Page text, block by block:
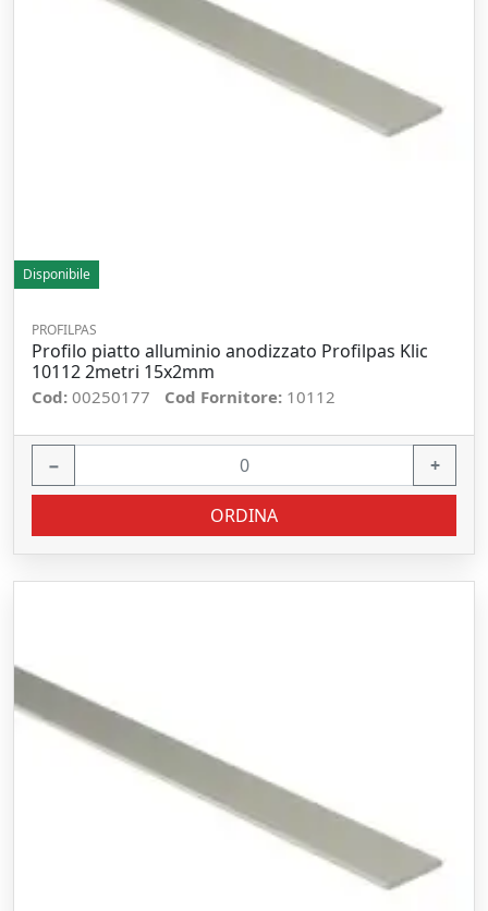
Disponibile
PROFILPAS
Profilo piatto alluminio anodizzato Profilpas Klic
10112 2metri 15x2mm
Cod: 00250177 Cod Fornitore: 10112
− +
ORDINA